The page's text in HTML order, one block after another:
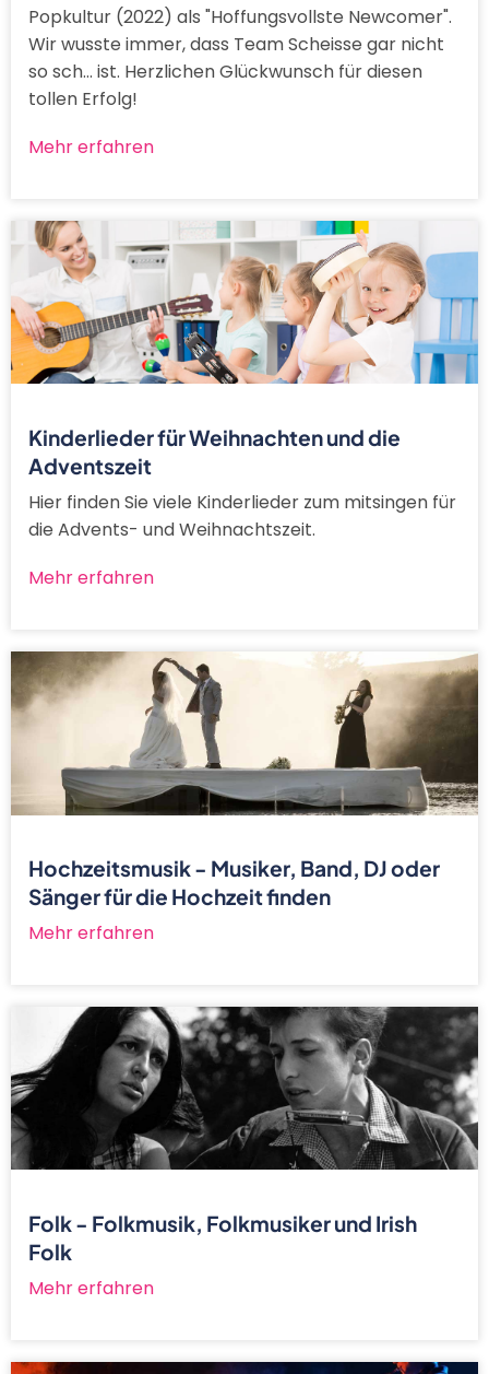
Popkultur (2022) als "Hoffungsvollste Newcomer".
Wir wusste immer, dass Team Scheisse gar nicht
so sch... ist. Herzlichen Glückwunsch für diesen
tollen Erfolg!
Mehr erfahren
Kinderlieder für Weihnachten und die
Adventszeit
Hier finden Sie viele Kinderlieder zum mitsingen für
die Advents- und Weihnachtszeit.
Mehr erfahren
Hochzeitsmusik - Musiker, Band, DJ oder
Sänger für die Hochzeit finden
Mehr erfahren
Folk - Folkmusik, Folkmusiker und Irish
Folk
Mehr erfahren